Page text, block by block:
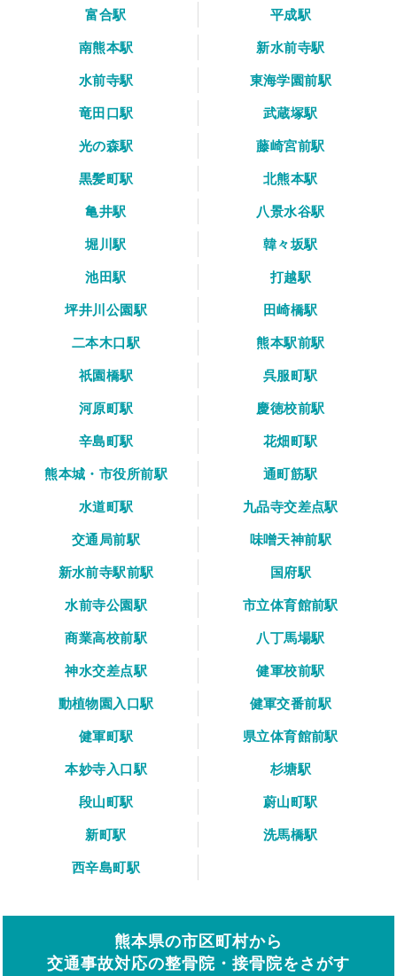
富合駅
平成駅
南熊本駅
新水前寺駅
水前寺駅
東海学園前駅
竜田口駅
武蔵塚駅
光の森駅
藤崎宮前駅
黒髪町駅
北熊本駅
亀井駅
八景水谷駅
堀川駅
韓々坂駅
池田駅
打越駅
坪井川公園駅
田崎橋駅
二本木口駅
熊本駅前駅
祇園橋駅
呉服町駅
河原町駅
慶徳校前駅
辛島町駅
花畑町駅
熊本城・市役所前駅
通町筋駅
水道町駅
九品寺交差点駅
交通局前駅
味噌天神前駅
新水前寺駅前駅
国府駅
水前寺公園駅
市立体育館前駅
商業高校前駅
八丁馬場駅
神水交差点駅
健軍校前駅
動植物園入口駅
健軍交番前駅
健軍町駅
県立体育館前駅
本妙寺入口駅
杉塘駅
段山町駅
蔚山町駅
新町駅
洗馬橋駅
西辛島町駅
熊本県の市区町村から
交通事故対応の整骨院・接骨院をさがす